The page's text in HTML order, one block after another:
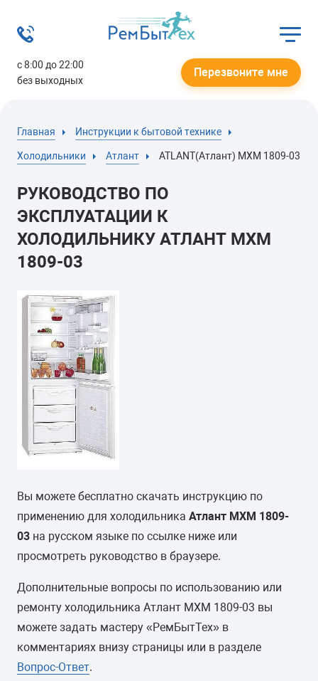
с 8:00 до 22:00
без выходных
Перезвоните мне
Главная Инструкции к бытовой технике
Холодильники Атлант ATLANT(Атлант) МХМ 1809-03
РУКОВОДСТВО ПО
ЭКСПЛУАТАЦИИ К
ХОЛОДИЛЬНИКУ АТЛАНТ МХМ
1809-03
Вы можете бесплатно скачать инструкцию по
применению для холодильника Атлант МХМ 1809-
03 на русском языке по ссылке ниже или
просмотреть руководство в браузере.
Дополнительные вопросы по использованию или
ремонту холодильника Атлант МХМ 1809-03 вы
можете задать мастеру «РемБытТех» в
комментариях внизу страницы или в разделе
Вопрос-Ответ.